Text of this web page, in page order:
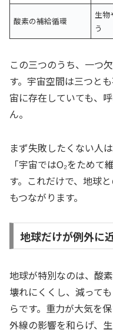
酸素の補給循環
生物
う
この三つのうち、一つ
す。宇宙空間は三つと
宙に存在していても、
ん。
まず失敗したくない人
「宇宙ではO₂をため
す。これだけで、地球
もつながります。
地球だけが例外に
地球が特別なのは、酸
壊れにくくし、減って
らです。重力が大気を
外線の影響を和らげ、